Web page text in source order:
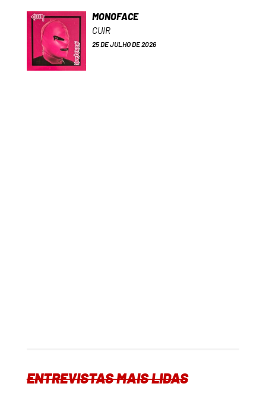
MONOFACE
CUIR
25 DE JULHO DE 2026
ENTREVISTAS MAIS LIDAS